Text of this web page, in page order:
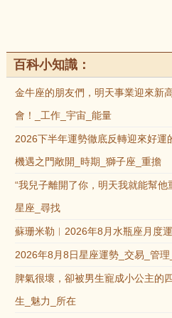
百科小知識：
金牛座的朋友們，明天事業迎來新
會！_工作_宇宙_能量
2026下半年運勢徹底反轉迎來好運
機遇之門敞開_時期_獅子座_重擔
“我兒子離開了你，明天我就能幫他
星座_尋找
蘇珊米勒︱2026年8月水瓶座月度
2026年8月8日星座運勢_交易_管
脾氣很壞，卻被男生寵成小公主的
生_魅力_所在